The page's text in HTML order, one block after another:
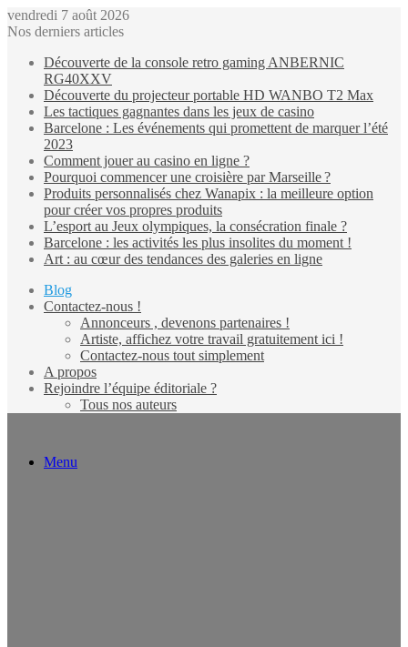
vendredi 7 août 2026
Nos derniers articles
Découverte de la console retro gaming ANBERNIC
RG40XXV
Découverte du projecteur portable HD WANBO T2 Max
Les tactiques gagnantes dans les jeux de casino
Barcelone : Les événements qui promettent de marquer l’été
2023
Comment jouer au casino en ligne ?
Pourquoi commencer une croisière par Marseille ?
Produits personnalisés chez Wanapix : la meilleure option
pour créer vos propres produits
L’esport au Jeux olympiques, la consécration finale ?
Barcelone : les activités les plus insolites du moment !
Art : au cœur des tendances des galeries en ligne
Blog
Contactez-nous !
Annonceurs , devenons partenaires !
Artiste, affichez votre travail gratuitement ici !
Contactez-nous tout simplement
A propos
Rejoindre l’équipe éditoriale ?
Tous nos auteurs
Menu